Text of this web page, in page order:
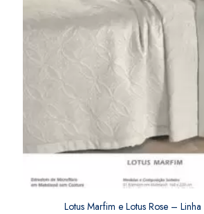
Lotus Marfim e Lotus Rose –